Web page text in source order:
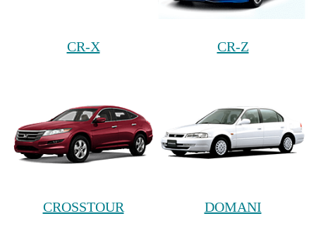
CR-X CR-Z
CROSSTOUR DOMANI